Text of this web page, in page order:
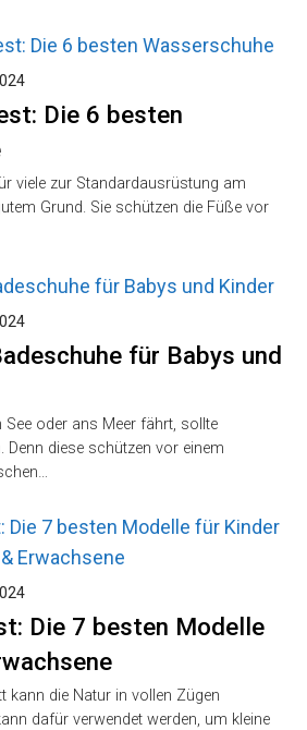
Die 6 besten
viele zur Standardausrüstung am
Grund. Sie schützen die Füße vor
für Babys und
See oder ans Meer fährt, sollte
Denn diese schützen vor einem
Die 7 besten Modelle
kann die Natur in vollen Zügen
dafür verwendet werden, um kleine